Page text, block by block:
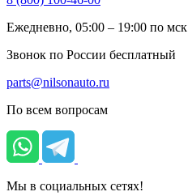
Ежедневно, 05:00 – 19:00 по мск
Звонок по России бесплатный
parts@nilsonauto.ru
По всем вопросам
Мы в социальных сетях!